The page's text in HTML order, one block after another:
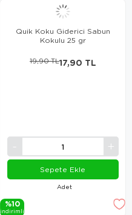
Quik Koku Giderici Sabun
Kokulu 25 gr
Adet
17,90 TL
19,90 TL
Sepete Ekle
%10
i̇ndi̇ri̇mli̇